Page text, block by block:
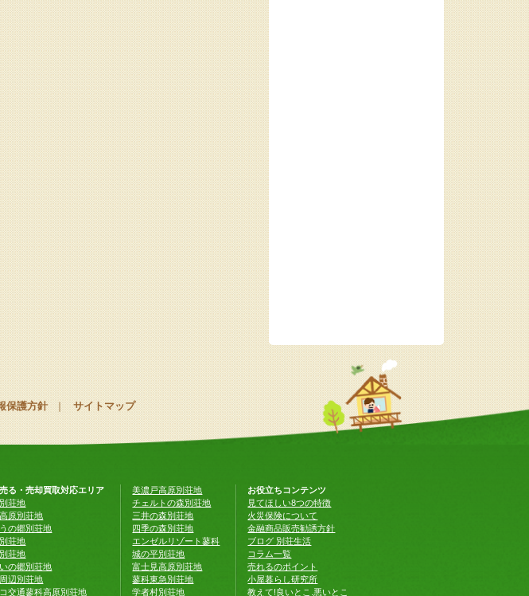
保護方針 サイトマップ
る・売却買取対応エリア
荘地
原別荘地
の郷別荘地
荘地
荘地
の郷別荘地
辺別荘地
交通蓼科高原別荘地
美濃戸高原別荘地
チェルトの森別荘地
三井の森別荘地
四季の森別荘地
エンゼルリゾート蓼科
城の平別荘地
富士見高原別荘地
蓼科東急別荘地
学者村別荘地
お役立ちコンテンツ
見てほしい8つの特徴
火災保険について
金融商品販売勧誘方針
ブログ 別荘生活
コラム一覧
売れるのポイント
小屋暮らし研究所
教えて!良いとこ.悪いとこ